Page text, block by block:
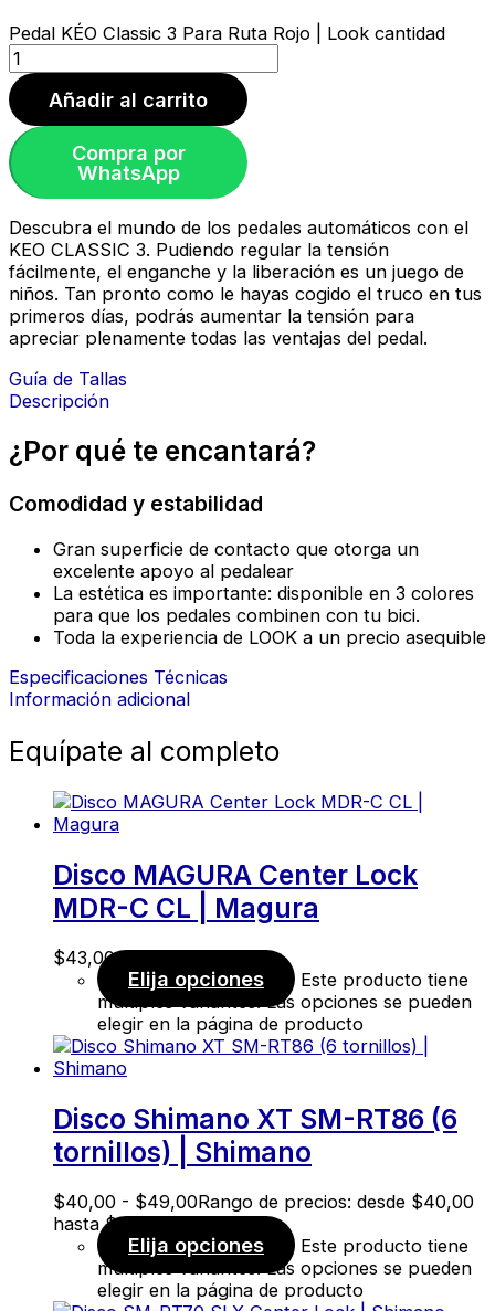
Pedal KÉO Classic 3 Para Ruta Rojo | Look cantidad
Añadir al carrito
Compra por
WhatsApp
Descubra el mundo de los pedales automáticos con el
KEO CLASSIC 3. Pudiendo regular la tensión
fácilmente, el enganche y la liberación es un juego de
niños. Tan pronto como le hayas cogido el truco en tus
primeros días, podrás aumentar la tensión para
apreciar plenamente todas las ventajas del pedal.
Guía de Tallas
Descripción
¿Por qué te encantará?
Comodidad y estabilidad
Gran superficie de contacto que otorga un
excelente apoyo al pedalear
La estética es importante: disponible en 3 colores
para que los pedales combinen con tu bici.
Toda la experiencia de LOOK a un precio asequible
Especificaciones Técnicas
Información adicional
Equípate al completo
Disco MAGURA Center Lock
MDR-C CL | Magura
$43,00
Elija opciones
Este producto tiene
múltiples variantes. Las opciones se pueden
elegir en la página de producto
Disco Shimano XT SM-RT86 (6
tornillos) | Shimano
$40,00 - $49,00Rango de precios: desde $40,00
hasta $49,00
Elija opciones
Este producto tiene
múltiples variantes. Las opciones se pueden
elegir en la página de producto